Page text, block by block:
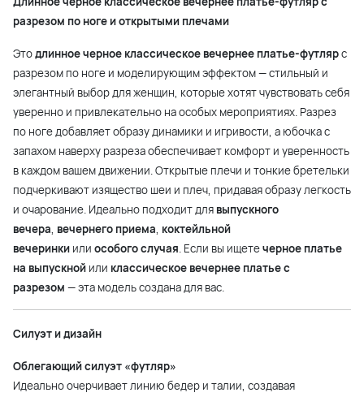
разрезом по ноге и открытыми плечами
Этодлинное черное классическое вечернее платье-футлярс
разрезом по ноге и моделирующим эффектом — стильный и
элегантный выбор для женщин, которые хотят чувствовать себя
уверенно и привлекательно на особых мероприятиях. Разрез
по ноге добавляет образу динамики и игривости, а юбочка с
запахом наверху разреза обеспечивает комфорт и уверенность
в каждом вашем движении. Открытые плечи и тонкие бретельки
подчеркивают изящество шеи и плеч, придавая образу легкость
и очарование. Идеально подходит для выпускного
вечера, вечернего приема, коктейльной
вечеринки или особого случая. Если вы ищетечерное платье
на выпускной или классическое вечернее платье с
разрезом — эта модель создана для вас.
Силуэт и дизайн
Облегающий силуэт «футляр»
Идеально очерчивает линию бедер и талии, создавая